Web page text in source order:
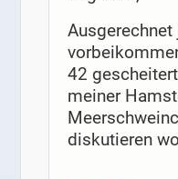
42
meiner
diskutieren